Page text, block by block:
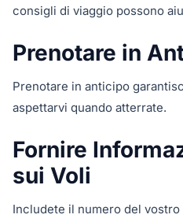
consigli di viaggio possono
Prenotare in
Prenotare in anticipo
aspettarvi quando atterrate.
Fornire
sui Voli
Includete il numero del